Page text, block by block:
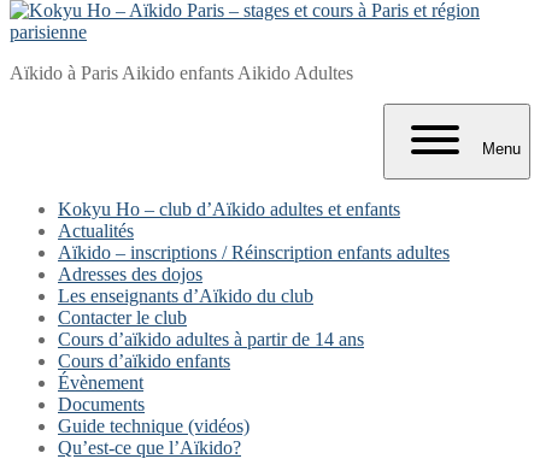
Aïkido à Paris Aikido enfants Aikido Adultes
Menu
Kokyu Ho – club d’Aïkido adultes et enfants
Actualités
Aïkido – inscriptions / Réinscription enfants adultes
Adresses des dojos
Les enseignants d’Aïkido du club
Contacter le club
Cours d’aïkido adultes à partir de 14 ans
Cours d’aïkido enfants
Évènement
Documents
Guide technique (vidéos)
Qu’est-ce que l’Aïkido?